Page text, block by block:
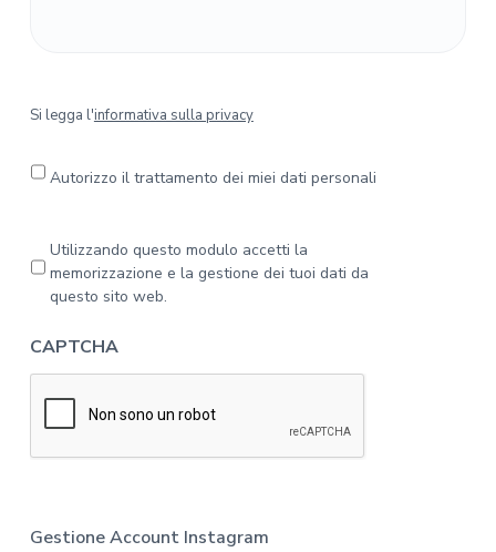
S
e
l
f
o
t
a
Si legga l'informativa sulla privacy
Autorizzo il trattamento dei miei dati personali
r
c
y
*
Utilizzando questo modulo accetti la
memorizzazione e la gestione dei tuoi dati da
questo sito web.
CAPTCHA
Gestione Account Instagram